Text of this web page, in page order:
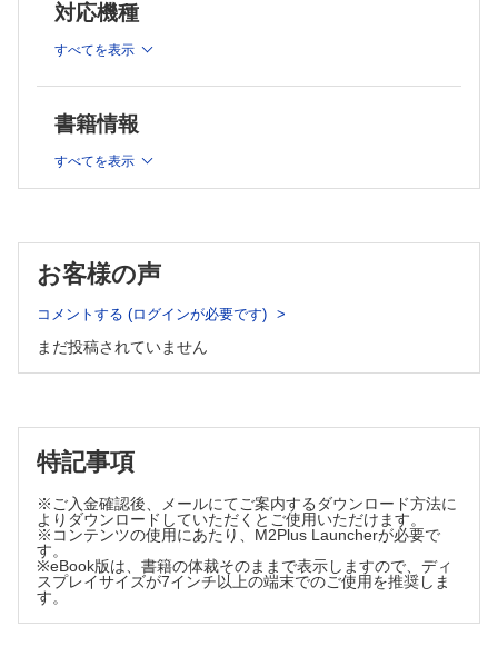
か）
コラム：編集委員長コラム［第59回］ （細川 亙）
連載：だれでもわかる手の外科の基本―アンチ丸暗記・虎
連載：教室だより北～南
No.115横浜市立大学 形成外科学教室 （北山晋也 ほか）
連載：ザッツ形成外科！
◆外国文献抄訳 PRS Vol.152 No.5
（高清水一慶）
対応機種
すべてを表示
書籍情報
すべてを表示
お客様の声
コメントする (ログインが必要です)
まだ投稿されていません
特記事項
※ご入金確認後、メールにてご案内するダウンロード方法に
よりダウンロードしていただくとご使用いただけます。
※コンテンツの使用にあたり、M2Plus Launcherが必要で
す。
※eBook版は、書籍の体裁そのままで表示しますので、ディ
スプレイサイズが7インチ以上の端末でのご使用を推奨しま
す。